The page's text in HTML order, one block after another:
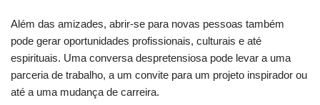
Além das amizades, abrir-se para novas pessoas também
pode gerar oportunidades profissionais, culturais e até
espirituais. Uma conversa despretensiosa pode levar a uma
parceria de trabalho, a um convite para um projeto inspirador ou
até a uma mudança de carreira.